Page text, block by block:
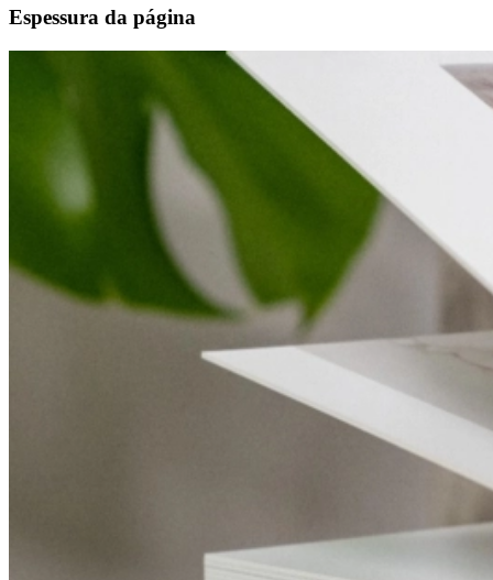
Espessura da página